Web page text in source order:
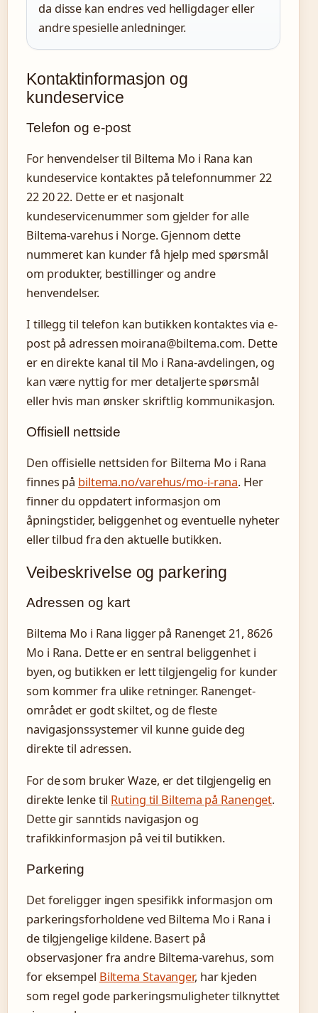
da disse kan endres ved helligdager eller
andre spesielle anledninger.
Kontaktinformasjon og
kundeservice
Telefon og e-post
For henvendelser til Biltema Mo i Rana kan
kundeservice kontaktes på telefonnummer 22
22 20 22. Dette er et nasjonalt
kundeservicenummer som gjelder for alle
Biltema-varehus i Norge. Gjennom dette
nummeret kan kunder få hjelp med spørsmål
om produkter, bestillinger og andre
henvendelser.
I tillegg til telefon kan butikken kontaktes via e-
post på adressen moirana@biltema.com. Dette
er en direkte kanal til Mo i Rana-avdelingen, og
kan være nyttig for mer detaljerte spørsmål
eller hvis man ønsker skriftlig kommunikasjon.
Offisiell nettside
Den offisielle nettsiden for Biltema Mo i Rana
finnes på biltema.no/varehus/mo-i-rana. Her
finner du oppdatert informasjon om
åpningstider, beliggenhet og eventuelle nyheter
eller tilbud fra den aktuelle butikken.
Veibeskrivelse og parkering
Adressen og kart
Biltema Mo i Rana ligger på Ranenget 21, 8626
Mo i Rana. Dette er en sentral beliggenhet i
byen, og butikken er lett tilgjengelig for kunder
som kommer fra ulike retninger. Ranenget-
området er godt skiltet, og de fleste
navigasjonssystemer vil kunne guide deg
direkte til adressen.
For de som bruker Waze, er det tilgjengelig en
direkte lenke til Ruting til Biltema på Ranenget.
Dette gir sanntids navigasjon og
trafikkinformasjon på vei til butikken.
Parkering
Det foreligger ingen spesifikk informasjon om
parkeringsforholdene ved Biltema Mo i Rana i
de tilgjengelige kildene. Basert på
observasjoner fra andre Biltema-varehus, som
for eksempel Biltema Stavanger, har kjeden
som regel gode parkeringsmuligheter tilknyttet